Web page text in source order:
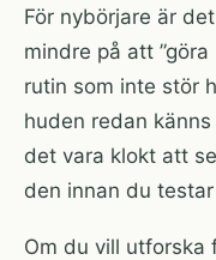
För nybörjare är
mindre på att
rutin som inte stör
huden redan
det vara klokt att
den innan du
Om du vill utforska